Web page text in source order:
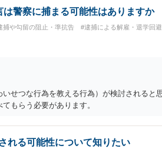
警察に捕まる可能性はありますか
捕や勾留の阻止・準抗告
#逮捕による解雇・退学回避
せつな行為を教える行為）が検討されると
もらう必要があります。
れる可能性について知りたい